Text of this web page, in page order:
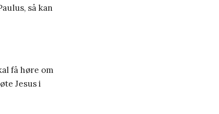
så kan
få høre om
Jesus i